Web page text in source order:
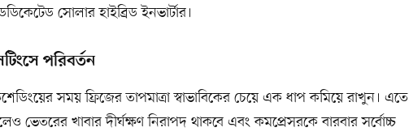
সোলার হাইব্রিড ইনভার্টার।
পরিবর্তন
সময় ফ্রিজের তাপমাত্রা স্বাভাবিকের চেয়ে এক ধাপ কমিয়ে রাখুন। এতে
ভেতরের খাবার দীর্ঘক্ষণ নিরাপদ থাকবে এবং কমপ্রেসরকে বারবার সর্বোচ্চ